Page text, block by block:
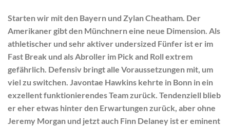
Starten wir mit den Bayern und Zylan Cheatham. Der
Amerikaner gibt den Münchnern eine neue Dimension. Als
athletischer und sehr aktiver undersized Fünfer ist er im
Fast Break und als Abroller im Pick and Roll extrem
gefährlich. Defensiv bringt alle Voraussetzungen mit, um
viel zu switchen. Javontae Hawkins kehrte in Bonn in ein
exzellent funktionierendes Team zurück. Tendenziell blieb
er eher etwas hinter den Erwartungen zurück, aber ohne
Jeremy Morgan und jetzt auch Finn Delaney ist er eminent